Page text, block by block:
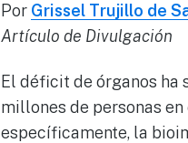
Por Grissel Trujillo de
Artículo de Divulgación
El déficit de órganos ha
millones de personas
específicamente, la